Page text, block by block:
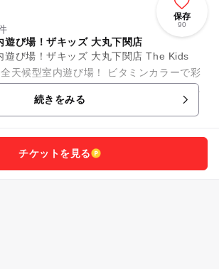
保存
90
遊び場！ザキッズ 大丸下関店
遊び場！ザキッズ 大丸下関店 The Kids
天候型室内遊び場！ ビタミンカラーで彩
幼児から小学生の子供がワクワクする遊び
続きをみる
チケットを見る